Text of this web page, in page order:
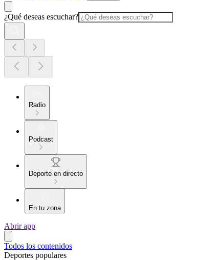
¿Qué deseas escuchar?
Radio
Podcast
Deporte en directo
En tu zona
Abrir app
Todos los contenidos
Deportes populares